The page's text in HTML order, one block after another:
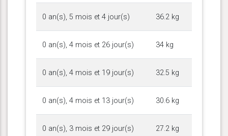
0 an(s), 5 mois et 4 jour(s) 36.2 kg
0 an(s), 4 mois et 26 jour(s) 34 kg
0 an(s), 4 mois et 19 jour(s) 32.5 kg
0 an(s), 4 mois et 13 jour(s) 30.6 kg
0 an(s), 3 mois et 29 jour(s) 27.2 kg